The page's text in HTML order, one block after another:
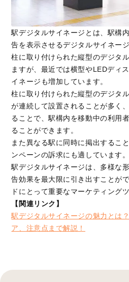
駅デジタルサイネージとは、駅構
告を表示させるデジタルサイネー
柱に取り付けられた縦型のデジタ
ますが、最近では横型やLEDディ
イネージも増加しています。
柱に取り付けられた縦型のデジタ
が連続して設置されることが多く
ることで、駅構内を移動中の利用
ることができます。
また異なる駅に同時に掲出するこ
ンペーンの訴求にも適しています。
駅デジタルサイネージは、多様な
告効果を最大限に引き出すことが
ドにとって重要なマーケティング
【関連リンク】
駅デジタルサイネージの魅力とは
ア、注意点まで解説！